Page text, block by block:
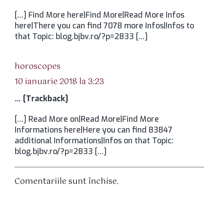
[…] Find More here|Find More|Read More Infos
here|There you can find 7078 more Infos|Infos to
that Topic: blog.bjbv.ro/?p=2833 […]
horoscopes
10 ianuarie 2018 la 3:23
… [Trackback]
[…] Read More on|Read More|Find More
Informations here|Here you can find 83847
additional Informations|Infos on that Topic:
blog.bjbv.ro/?p=2833 […]
Comentariile sunt închise.